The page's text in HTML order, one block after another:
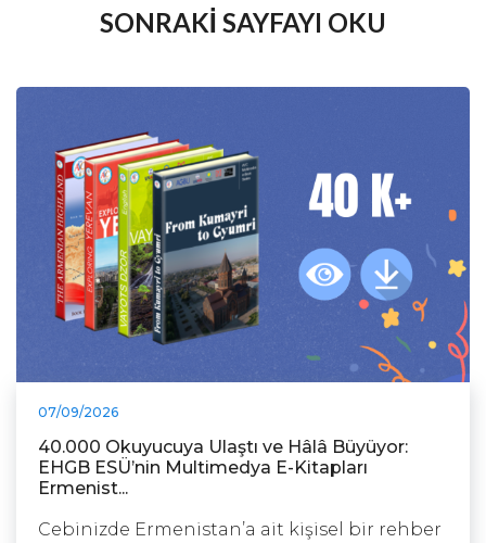
SONRAKİ SAYFAYI OKU
07/09/2026
40.000 Okuyucuya Ulaştı ve Hâlâ Büyüyor:
EHGB ESÜ’nin Multimedya E-Kitapları
Ermenist...
Cebinizde Ermenistan’a ait kişisel bir rehber